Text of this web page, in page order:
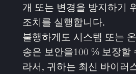
개 또는 변경을 방지하기
조치를 실행합니다.
불행하게도 시스템 또는
송은 보안을100 % 보장할
라서, 귀하는 최신 바이러